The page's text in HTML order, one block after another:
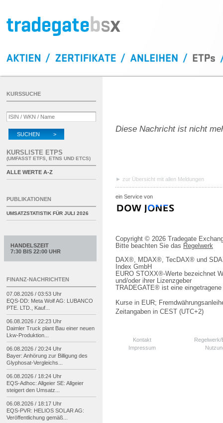
Diese Nachricht ist nicht
zur Übersicht mit allen Meldungen
ein Service von
Copyright © 2026 Tradegate
Bitte beachten Sie das Regelwerk
DAX®, MDAX®, TecDAX® und
Index GmbH
EURO STOXX®-Werte bezeichnet
und/oder ihrer Lizenzgeber
TRADEGATE® ist eine
Kurse in EUR;
Zeitangaben in CEST (UTC+2)
Kontakt
Impressum
KURSSUCHE
SUCHEN >
KURSLISTE ETPS
(UMFASST ETFS, ETNS UND ETCS)
ALLE WERTE A-Z
PUBLIKATIONEN
UMSATZSTATISTIK FÜR JULI 2026
HANDELSZEIT
7:30 BIS 22:00 UHR
FINANZ-NACHRICHTEN
07.08.2026 / 03:53 Uhr
EQS-DD: Meta Wolf AG: LUBANCO
PTE. LTD., Kauf...
06.08.2026 / 22:23 Uhr
Daimler Truck plant Bau einer neuen
Lkw-Produktion...
06.08.2026 / 20:24 Uhr
Bayer: Anhörung zur Billigung des
Glyphosat-Vergleichs...
06.08.2026 / 18:24 Uhr
EQS-Adhoc: Allgeier SE: Allgeier
steigert den Umsatz...
06.08.2026 / 18:17 Uhr
EQS-PVR: HELIOS SOLAR AG:
Veröffentlichung gemäß...